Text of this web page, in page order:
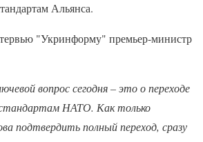
Альянса.
"Укринформу" премьер-министр
вопрос сегодня – это о переходе
стандартам НАТО. Как только
подтвердить полный переход, сразу